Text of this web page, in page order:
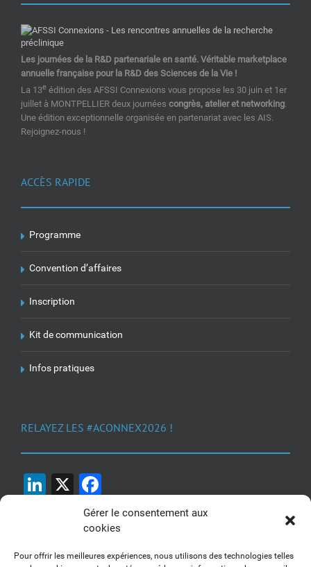
Gérer le consentement aux
cookies
Pour offrir les meilleures expériences, nous utilisons des technologies telles
Les journées de la R&D partenariale en santé. Véritable marketplace
annuelle française pour la R&D des Sciences de la Vie !
La 13e édition des AFSSI Connexions vous propose les 30 juin et 1er
juillet à MONTPELLIER deux journées congrès, atelier et networking.
Une édition exceptionnelle organisée en partenariat avec les AIS.
Rejoignez-nous !
ACCÈS RAPIDE
Programme
Convention d’affaires
Inscription
Kit de communication
Infos pratiques
RELAYEZ LES #ACONNEX2026 !
LinkedIn
X